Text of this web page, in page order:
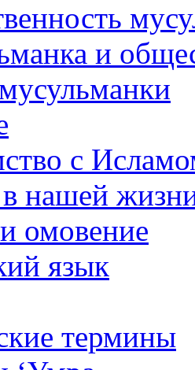
и
с
нашей
омовение
язык
термины